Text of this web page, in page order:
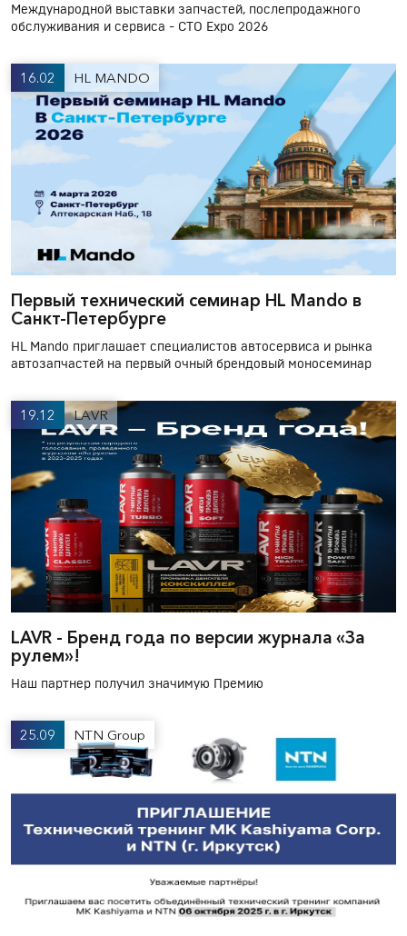
Международной выставки запчастей, послепродажного
обслуживания и сервиса - СТО Expo 2026
16.02 HL MANDO
Первый технический семинар HL Mando в
Санкт-Петербурге
HL Mando приглашает специалистов автосервиса и рынка
автозапчастей на первый очный брендовый моносеминар
19.12 LAVR
LAVR - Бренд года по версии журнала «За
рулем»!
Наш партнер получил значимую Премию
25.09 NTN Group